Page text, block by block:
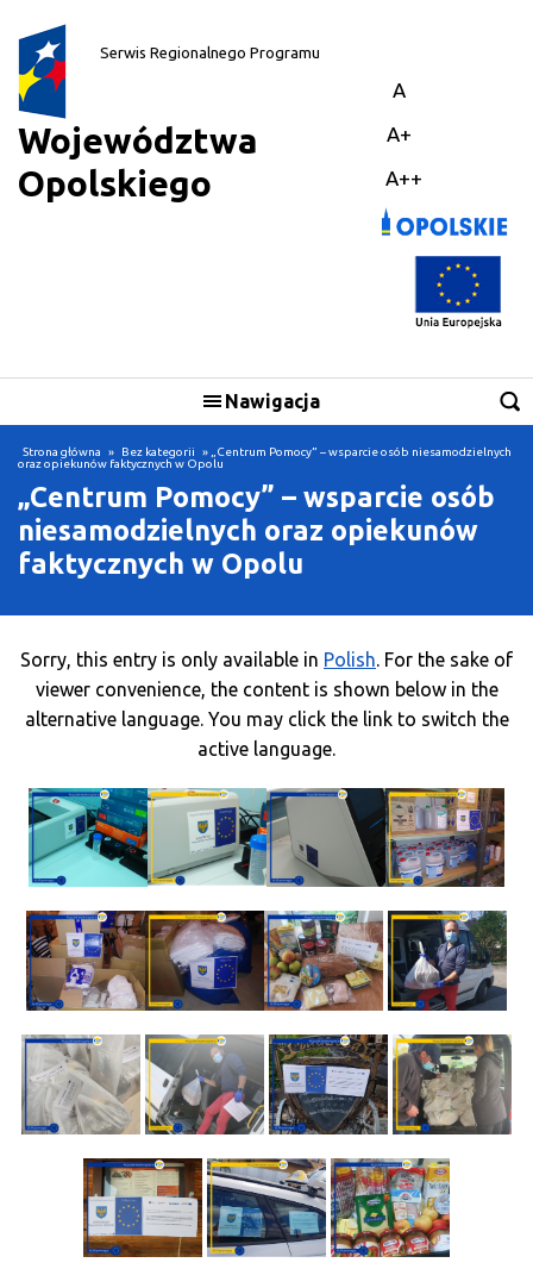
Serwis Regionalnego Programu
Województwa
Opolskiego
A
A+
A++
Nawigacja
Strona główna » Bez kategorii
» „Centrum Pomocy” – wsparcie osób niesamodzielnych
oraz opiekunów faktycznych w Opolu
„Centrum Pomocy” – wsparcie osób
niesamodzielnych oraz opiekunów
faktycznych w Opolu
Sorry, this entry is only available in Polish. For the sake of
viewer convenience, the content is shown below in the
alternative language. You may click the link to switch the
active language.